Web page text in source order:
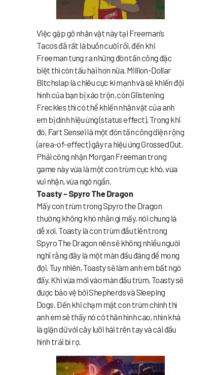
Việc gặp gỡ nhân vật này tại Freeman’s
Tacos đã rất là buồn cười rồi, đến khi
Freeman tung ra những đòn tấn công đặc
biệt thì còn tấu hài hơn nữa. Million-Dollar
Bitchslap là chiêu cực kì mạnh và sẽ khiến đội
hình của bạn bị xáo trộn, còn Glistening
Freckles thì có thể khiến nhân vật của anh
em bị dính hiệu ứng (status effect). Trong khi
đó, Fart Sensei là một đòn tấn công diện rộng
(area-of-effect) gây ra hiệu ứng Grossed Out.
Phải công nhận Morgan Freeman trong
game này vừa là một con trùm cực khó, vừa
vui nhận, vừa ngớ ngẩn.
Toasty – Spyro The Dragon
Mấy con trùm trong Spyro the Dragon
thường không khó nhằn gì mấy, nói chung là
dễ xơi. Toasty là con trùm đầu tiên trong
Spyro The Dragon nên sẽ không nhiều người
nghĩ rằng đây là một màn đấu đáng để mong
đợi. Tuy nhiên, Toasty sẽ làm anh em bất ngờ
đấy. Khi vừa mới vào màn đấu trùm, Toasty sẽ
được bảo vệ bởi Shepherds và Sleeping
Dogs. Đến khi chạm mặt con trùm chính thì
anh em sẽ thấy nó có thân hình cao, nhìn khá
là giận dữ với cây lưỡi hái trên tay và cái đầu
hình trái bí rợ.